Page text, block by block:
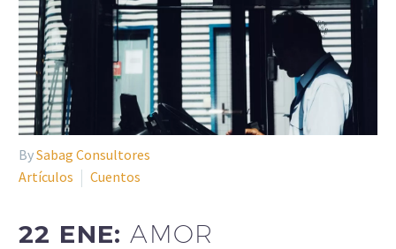
BySabag Consultores
Artículos
Cuentos
22 ENE:AMOR